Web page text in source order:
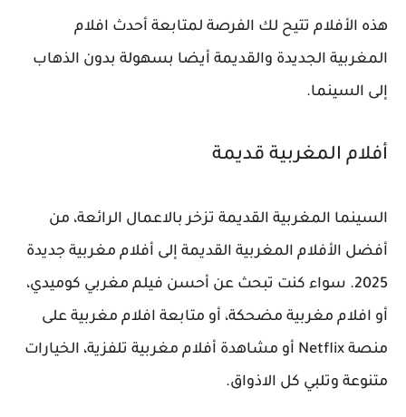
هذه الأفلام تتيح لك الفرصة لمتابعة أحدث افلام
المغربية الجديدة والقديمة أيضا بسهولة بدون الذهاب
إلى السينما.
أفلام المغربية قديمة
السينما المغربية القديمة تزخر بالاعمال الرائعة، من
أفضل الأفلام المغربية القديمة إلى أفلام مغربية جديدة
2025. سواء كنت تبحث عن أحسن فيلم مغربي كوميدي،
أو افلام مغربية مضحكة، أو متابعة افلام مغربية على
منصة Netflix أو مشاهدة أفلام مغربية تلفزية، الخيارات
متنوعة وتلبي كل الاذواق.